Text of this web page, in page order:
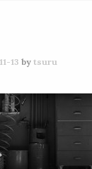
13 by tsuru